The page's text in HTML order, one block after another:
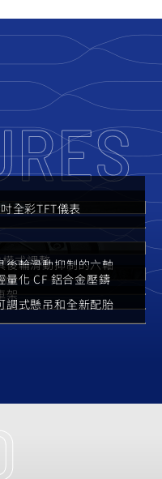
全彩TFT儀表
式調整
後輪滑動抑制的六軸
量化 CF 鋁合金壓鑄
架
調式懸吊和全新配胎